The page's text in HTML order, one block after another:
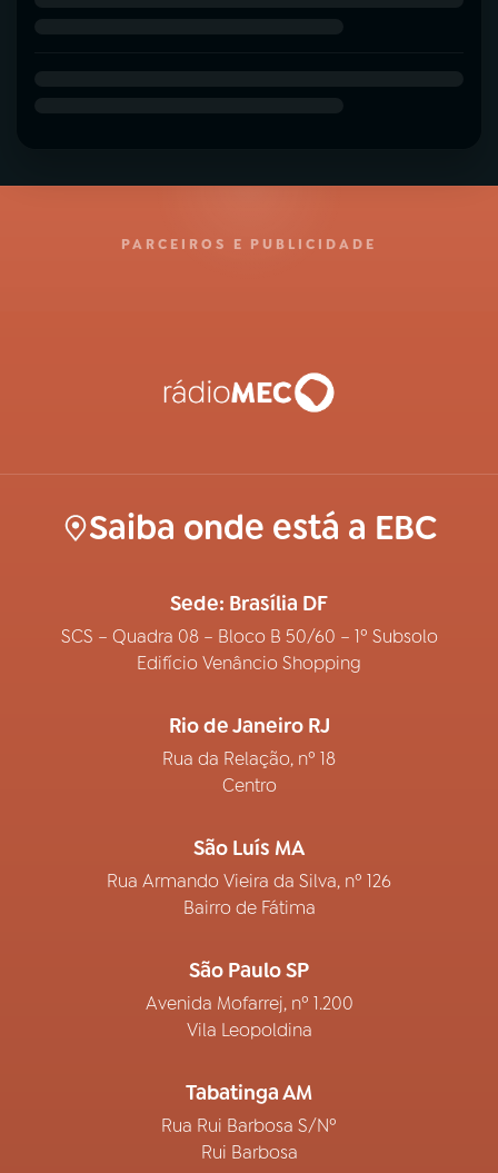
PARCEIROS E PUBLICIDADE
Saiba onde está a EBC
Sede: Brasília DF
SCS – Quadra 08 – Bloco B 50/60 – 1º Subsolo
Edifício Venâncio Shopping
Rio de Janeiro RJ
Rua da Relação, nº 18
Centro
São Luís MA
Rua Armando Vieira da Silva, nº 126
Bairro de Fátima
São Paulo SP
Avenida Mofarrej, nº 1.200
Vila Leopoldina
Tabatinga AM
Rua Rui Barbosa S/Nº
Rui Barbosa